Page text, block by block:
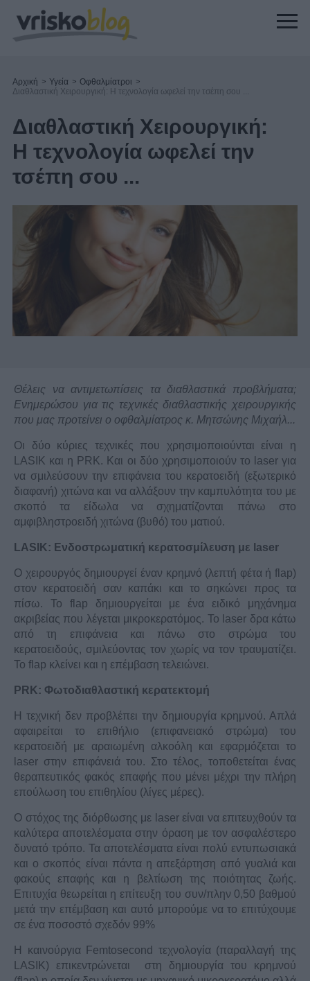
Αρχική > Υγεία > Οφθαλμίατροι >
Διαθλαστική Χειρουργική: Η τεχνολογία ωφελεί την τσέπη σου ...
Διαθλαστική Χειρουργική:
Η τεχνολογία ωφελεί την
τσέπη σου ...
Θέλεις να αντιμετωπίσεις τα διαθλαστικά προβλήματα;
Ενημερώσου για τις τεχνικές διαθλαστικής χειρουργικής
που μας προτείνει ο οφθαλμίατρος κ. Μητσώνης Μιχαήλ...
Οι δύο κύριες τεχνικές που χρησιμοποιούνται είναι η
LASIK και η PRK. Και οι δύο χρησιμοποιούν το laser για
να σμιλεύσουν την επιφάνεια του κερατοειδή (εξωτερικό
διαφανή) χιτώνα και να αλλάξουν την καμπυλότητα του με
σκοπό τα είδωλα να σχηματίζονται πάνω στο
αμφιβληστροειδή χιτώνα (βυθό) του ματιού.
LASIK: Ενδοστρωματική κερατοσμίλευση με laser
O χειρουργός δημιουργεί έναν κρημνό (λεπτή φέτα ή flap)
στον κερατοειδή σαν καπάκι και το σηκώνει προς τα
πίσω. Το flap δημιουργείται με ένα ειδικό μηχάνημα
ακριβείας που λέγεται μικροκερατόμος. Το laser δρα κάτω
από τη επιφάνεια και πάνω στο στρώμα του
κερατοειδούς, σμιλεύοντας τον χωρίς να τον τραυματίζει.
Το flap κλείνει και η επέμβαση τελειώνει.
PRK: Φωτοδιαθλαστική κερατεκτομή
Η τεχνική δεν προβλέπει την δημιουργία κρημνού. Απλά
αφαιρείται το επιθήλιο (επιφανειακό στρώμα) του
κερατοειδή με αραιωμένη αλκοόλη και εφαρμόζεται το
laser στην επιφάνειά του. Στο τέλος, τοποθετείται ένας
θεραπευτικός φακός επαφής που μένει μέχρι την πλήρη
επούλωση του επιθηλίου (λίγες μέρες).
Ο στόχος της διόρθωσης με laser είναι να επιτευχθούν τα
καλύτερα αποτελέσματα στην όραση με τον ασφαλέστερο
δυνατό τρόπο. Τα αποτελέσματα είναι πολύ εντυπωσιακά
και ο σκοπός είναι πάντα η απεξάρτηση από γυαλιά και
φακούς επαφής και η βελτίωση της ποιότητας ζωής.
Επιτυχία θεωρείται η επίτευξη του συν/πλην 0,50 βαθμού
μετά την επέμβαση και αυτό μπορούμε να το επιτύχουμε
σε ένα ποσοστό σχεδόν 99%
Η καινούργια Femtosecond τεχνολογία (παραλλαγή της
LASIK) επικεντρώνεται στη δημιουργία του κρημνού